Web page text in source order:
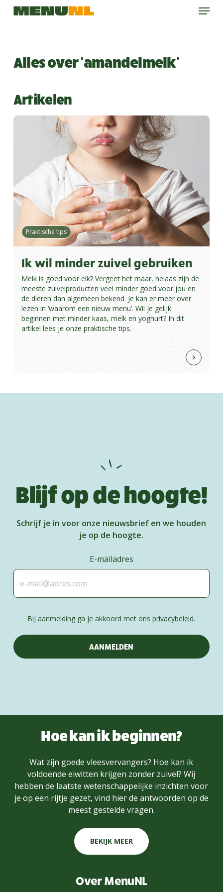
Skip
Menu
Alles over ‘amandelmelk’
Artikelen
Praktische tips
Ik wil minder zuivel gebruiken
Melk is goed voor elk? Vergeet het maar, helaas zijn de
meeste zuivelproducten veel minder goed voor jou en
de dieren dan algemeen bekend. Je kan er meer over
lezen in ‘waarom een nieuw menu’. Wil je gelijk
beginnen met minder kaas, melk en yoghurt? In dit
artikel lees je onze praktische tips.
Blijf op de hoogte!
Schrijf je in voor onze nieuwsbrief en we houden
je op de hoogte.
E-mailadres
Bij aanmelding ga je akkoord met onsprivacybeleid.
Hoe kan ik beginnen?
Wat zijn goede vleesvervangers? Hoe kan ik
voldoende eiwitten krijgen zonder zuivel? Wij
hebben de laatste wetenschappelijke inzichten voor
je op een rijtje gezet, vind hier de antwoorden op de
meest gestelde vragen.
BEKIJK MEER
Over MenuNL